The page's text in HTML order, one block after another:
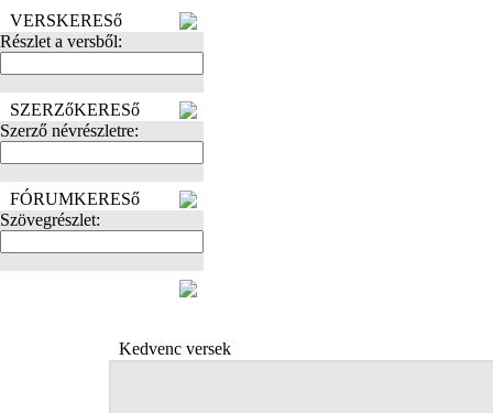
VERSKERESő
Részlet a versből:
SZERZőKERESő
Szerző névrészletre:
FÓRUMKERESő
Szövegrészlet:
Kedvenc versek